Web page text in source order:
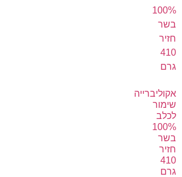
אקוליברייה
שימור
לכלב
100%
בשר
חזיר
410
גרם